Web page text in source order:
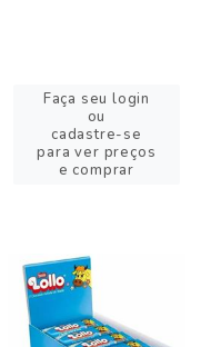
Faça seu login
ou
cadastre-se
para ver preços
e comprar